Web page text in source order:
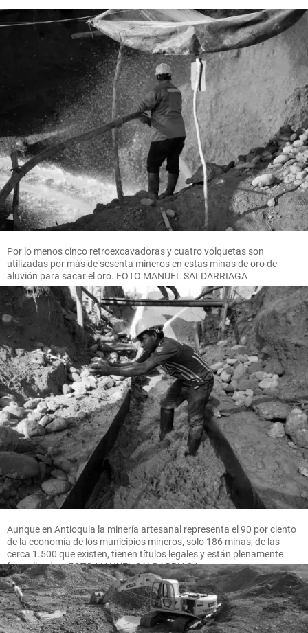
Por lo menos cinco retroexcavadoras y cuatro volquetas son
utilizadas por más de sesenta mineros en estas minas de oro de
aluvión para sacar el oro. FOTO MANUEL SALDARRIAGA
Aunque en Antioquia la minería artesanal representa el 90 por ciento
de la economía de los municipios mineros, solo 186 minas, de las
cerca 1.500 que existen, tienen títulos legales y están plenamente
formalizadas. FOTO MANUEL SALDARRIAGA